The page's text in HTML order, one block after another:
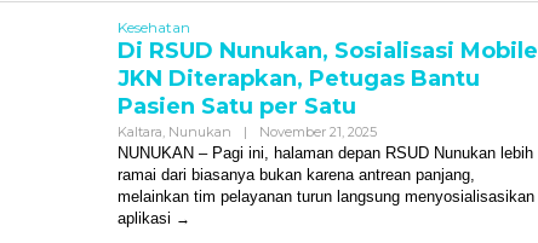
Kesehatan
Di RSUD Nunukan, Sosialisasi Mobile
JKN Diterapkan, Petugas Bantu
Pasien Satu per Satu
Kaltara, Nunukan | November 21, 2025Oleh
Redaksi
NUNUKAN – Pagi ini, halaman depan RSUD Nunukan lebih
ramai dari biasanya bukan karena antrean panjang,
melainkan tim pelayanan turun langsung menyosialisasikan
aplikasi